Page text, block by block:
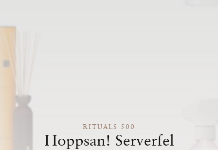
RITUALS 500
Hoppsan! Serverfel